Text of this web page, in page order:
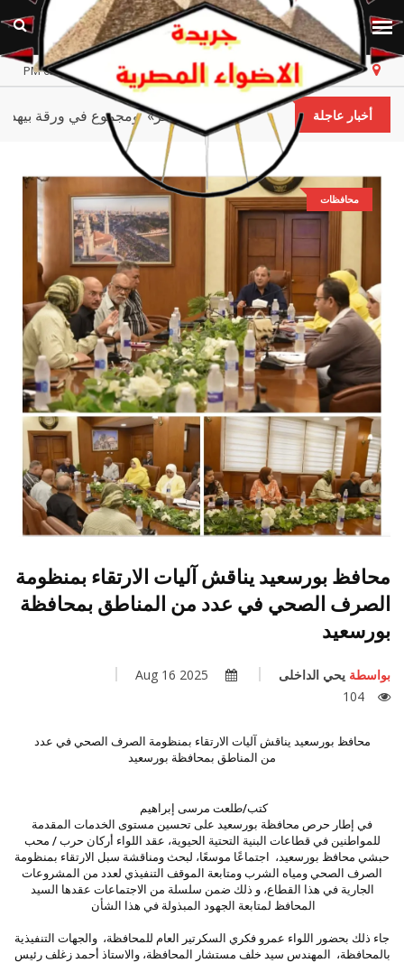
مصر الأحد، ٩ أغسطس ٢٠٢٦ أخر تحديث 03:24:08 PM
أخبار عاجلة
فى مصر فقط )) الثانوية العامة. . «سنين بتتذاكر» ومجموع في ورقة
محافظات
محافظ بورسعيد يناقش آليات الارتقاء بمنظومة
الصرف الصحي في عدد من المناطق بمحافظة
بورسعيد
بواسطة يحي الداخلى
104
محافظ بورسعيد يناقش آليات الارتقاء بمنظومة الصرف الصحي في عدد
من المناطق بمحافظة بورسعيد
كتب/طلعت مرسى إبراهيم
في إطار حرص محافظة بورسعيد على تحسين مستوى الخدمات المقدمة
للمواطنين في قطاعات البنية التحتية الحيوية، عقد اللواء أركان حرب / محب
حبشي محافظ بورسعيد، اجتماعًا موسعًا، لبحث ومناقشة سبل الارتقاء بمنظومة
الصرف الصحي ومياه الشرب ومتابعة الموقف التنفيذي لعدد من المشروعات
الجارية في هذا القطاع، و ذلك ضمن سلسلة من الاجتماعات عقدها السيد
المحافظ لمتابعة الجهود المبذولة في هذا الشأن
جاء ذلك بحضور اللواء عمرو فكري السكرتير العام للمحافظة، والجهات التنفيذية
بالمحافظة، المهندس سيد خلف مستشار المحافظة، والاستاذ أحمد زغلف رئيس